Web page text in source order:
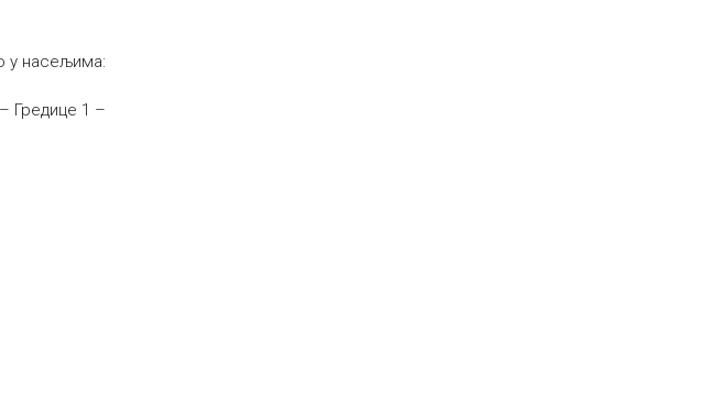
у насељима:
Гредице 1 –